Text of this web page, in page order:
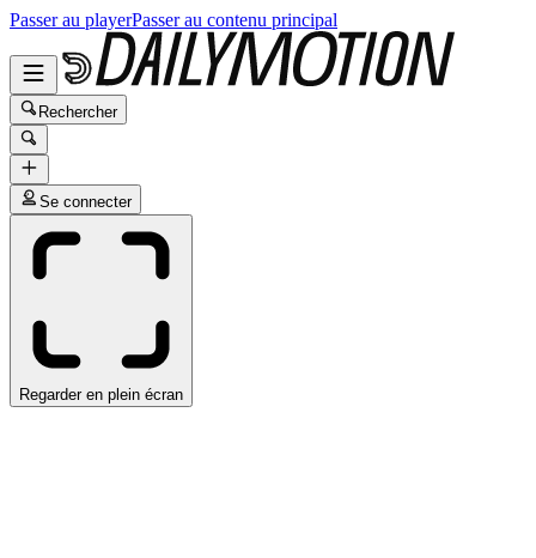
Passer au playerPasser au contenu principal
Rechercher
Se connecter
Regarder en plein écran